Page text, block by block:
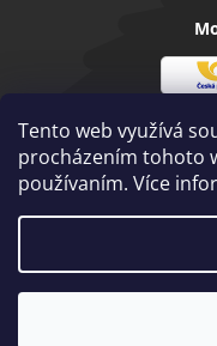
Tento web využívá
procházením tohoto
používaním. Více
pošta
Visa
Vytvořil